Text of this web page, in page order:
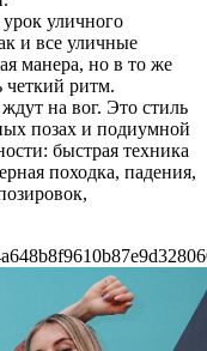
урок уличного
и все уличные
манера, но в то же
четкий ритм.
на вог. Это стиль
позах и подиумной
быстрая техника
походка, падения,